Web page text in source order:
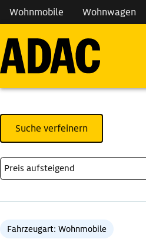
Wohnmobile Wohnwagen
Suche verfeinern
Fahrzeugart: Wohnmobile